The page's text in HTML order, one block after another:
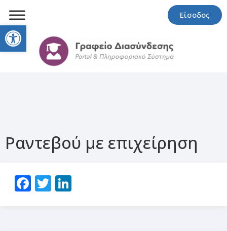
Open toolbar
Είσοδος
Ραντεβού με επιχείρηση
Facebook
Twitter